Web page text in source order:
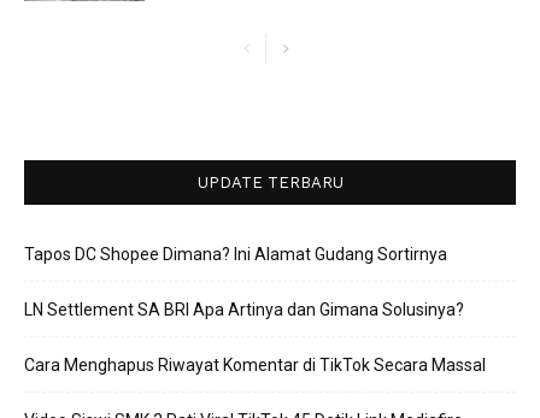
UPDATE TERBARU
Tapos DC Shopee Dimana? Ini Alamat Gudang Sortirnya
LN Settlement SA BRI Apa Artinya dan Gimana Solusinya?
Cara Menghapus Riwayat Komentar di TikTok Secara Massal